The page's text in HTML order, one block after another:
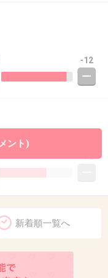
-12
-76
ント)
新着順一覧へ